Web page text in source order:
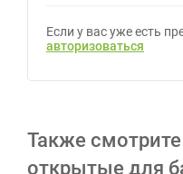
Если у вас уже есть
авторизоваться
Также
открытые для